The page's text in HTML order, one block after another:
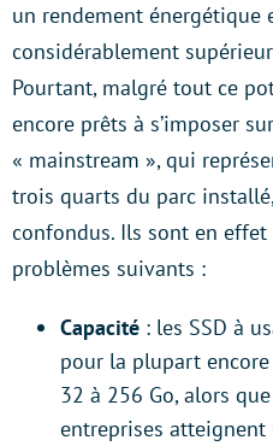
un rendement énergétique
considérablement
Pourtant, malgré tout ce
encore prêts à s’imposer
« mainstream », qui
trois quarts du parc
confondus. Ils sont en
problèmes suivants :
Capacité : les SSD à
pour la plupart
32 à 256 Go, alors
entreprises atteignent